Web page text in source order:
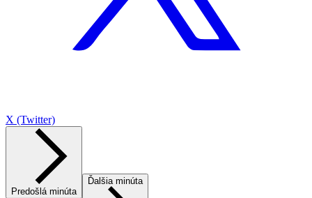
X (Twitter)
Predošlá minúta
Ďalšia minúta